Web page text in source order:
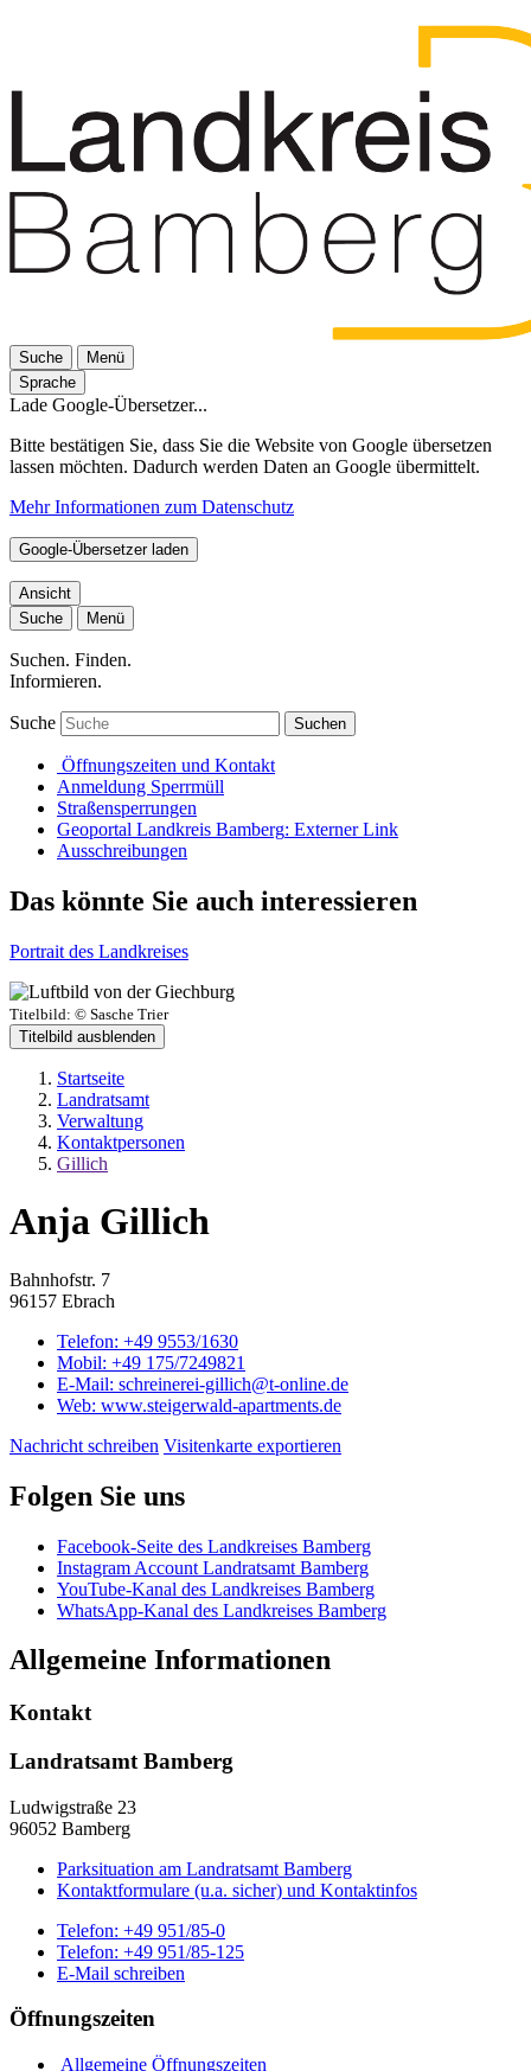
Suche
Menü
Sprache
Lade Google-Übersetzer...
Bitte bestätigen Sie, dass Sie die Website von Google übersetzen
lassen möchten. Dadurch werden Daten an Google übermittelt.
Mehr Informationen zum Datenschutz
Google-Übersetzer laden
Ansicht
Suche
Menü
Suchen. Finden.
Informieren.
Suche Suchen
Öffnungszeiten und Kontakt
Anmeldung Sperrmüll
Straßensperrungen
Geoportal Landkreis Bamberg: Externer Link
Ausschreibungen
Das könnte Sie auch interessieren
Portrait des Landkreises
Titelbild: © Sasche Trier
Titelbild ausblenden
Startseite
Landratsamt
Verwaltung
Kontaktpersonen
Gillich
Anja Gillich
Bahnhofstr. 7
96157 Ebrach
Telefon: +49 9553/1630
Mobil: +49 175/7249821
E-Mail: schreinerei-gillich@t-online.de
Web: www.steigerwald-apartments.de
Nachricht schreiben Visitenkarte exportieren
Folgen Sie uns
Facebook-Seite des Landkreises Bamberg
Instagram Account Landratsamt Bamberg
YouTube-Kanal des Landkreises Bamberg
WhatsApp-Kanal des Landkreises Bamberg
Allgemeine Informationen
Kontakt
Landratsamt Bamberg
Ludwigstraße 23
96052 Bamberg
Parksituation am Landratsamt Bamberg
Kontaktformulare (u.a. sicher) und Kontaktinfos
Telefon: +49 951/85-0
Telefon: +49 951/85-125
E-Mail schreiben
Öffnungszeiten
Allgemeine Öffnungszeiten